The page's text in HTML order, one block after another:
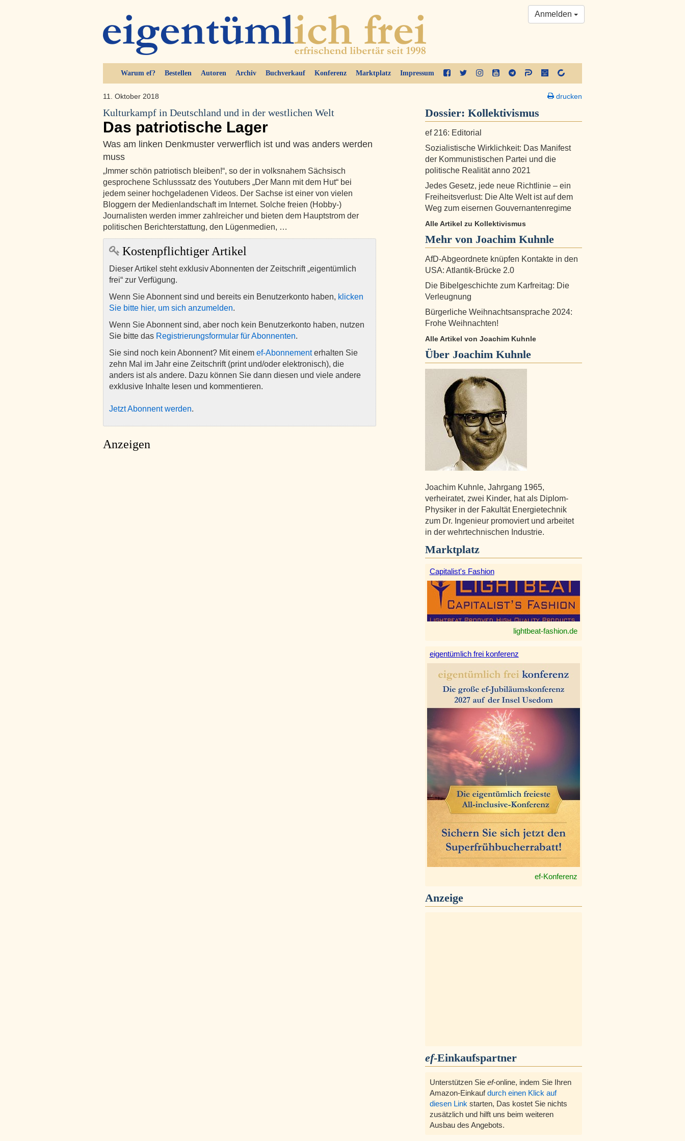
Warum ef? Bestellen Autoren Archiv Buchverkauf Konferenz Marktplatz Impressum
Anmelden
11. Oktober 2018
Kulturkampf in Deutschland und in der westlichen Welt
Das patriotische Lager
Was am linken Denkmuster verwerflich ist und was anders werden
muss
„Immer schön patriotisch bleiben!“, so der in volksnahem Sächsisch
gesprochene Schlusssatz des Youtubers „Der Mann mit dem Hut“ bei
jedem seiner hochgeladenen Videos. Der Sachse ist einer von vielen
Bloggern der Medienlandschaft im Internet. Solche freien (Hobby‑)
Journalisten werden immer zahlreicher und bieten dem Hauptstrom der
politischen Berichterstattung, den Lügenmedien, …
Kostenpflichtiger Artikel
Dieser Artikel steht exklusiv Abonnenten der Zeitschrift „eigentümlich
frei“ zur Verfügung.
Wenn Sie Abonnent sind und bereits ein Benutzerkonto haben, klicken
Sie bitte hier, um sich anzumelden.
Wenn Sie Abonnent sind, aber noch kein Benutzerkonto haben, nutzen
Sie bitte das Registrierungsformular für Abonnenten.
Sie sind noch kein Abonnent? Mit einem ef-Abonnementerhalten Sie
zehn Mal im Jahr eine Zeitschrift (print und/oder elektronisch), die
anders ist als andere. Dazu können Sie dann diesen und viele andere
exklusive Inhalte lesen und kommentieren.
Jetzt Abonnent werden.
Anzeigen
drucken
Dossier: Kollektivismus
ef 216: Editorial
Sozialistische Wirklichkeit: Das Manifest
der Kommunistischen Partei und die
politische Realität anno 2021
Jedes Gesetz, jede neue Richtlinie – ein
Freiheitsverlust: Die Alte Welt ist auf dem
Weg zum eisernen Gouvernantenregime
Alle Artikel zu Kollektivismus
Mehr von Joachim Kuhnle
AfD-Abgeordnete knüpfen Kontakte in den
USA: Atlantik-Brücke 2.0
Die Bibelgeschichte zum Karfreitag: Die
Verleugnung
Bürgerliche Weihnachtsansprache 2024:
Frohe Weihnachten!
Alle Artikel von Joachim Kuhnle
Über Joachim Kuhnle
Joachim Kuhnle, Jahrgang 1965,
verheiratet, zwei Kinder, hat als Diplom-
Physiker in der Fakultät Energietechnik
zum Dr. Ingenieur promoviert und arbeitet
in der wehrtechnischen Industrie.
Marktplatz
Capitalist's Fashion
lightbeat-fashion.de
eigentümlich frei konferenz
ef-Konferenz
Anzeige
ef-Einkaufspartner
Unterstützen Sie ef-online, indem Sie Ihren
Amazon-Einkaufdurch einen Klick auf
diesen Link starten, Das kostet Sie nichts
zusätzlich und hilft uns beim weiteren
Ausbau des Angebots.